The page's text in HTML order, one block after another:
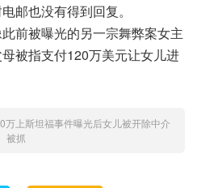
邮也没有得到回复。
前被曝光的另一宗舞弊案女主
被指支付120万美元让女儿进
万上斯坦福事件曝光后女儿被开除中介
被抓